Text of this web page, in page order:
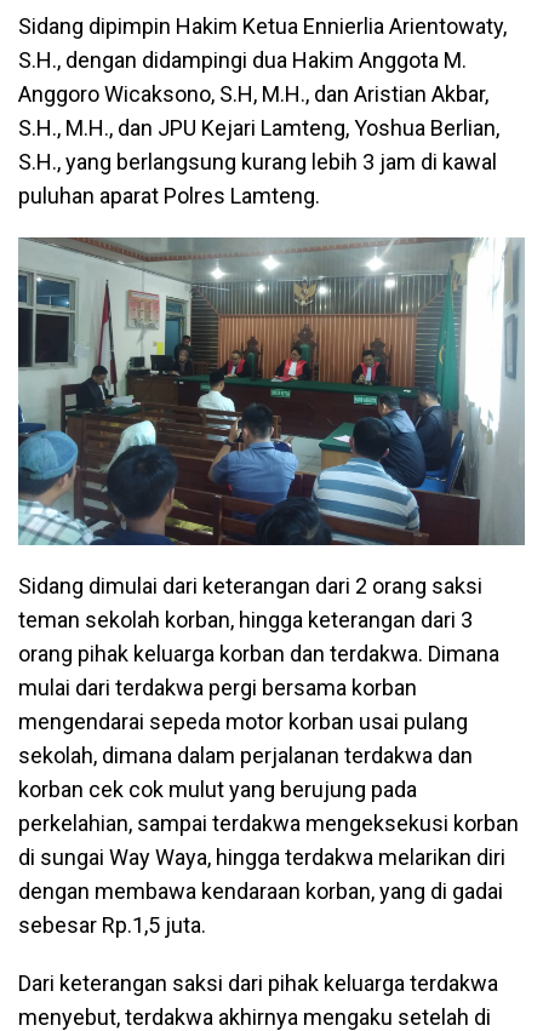
Sidang dipimpin Hakim Ketua Ennierlia Arientowaty,
S.H., dengan didampingi dua Hakim Anggota M.
Anggoro Wicaksono, S.H, M.H., dan Aristian Akbar,
S.H., M.H., dan JPU Kejari Lamteng, Yoshua Berlian,
S.H., yang berlangsung kurang lebih 3 jam di kawal
puluhan aparat Polres Lamteng.
Sidang dimulai dari keterangan dari 2 orang saksi
teman sekolah korban, hingga keterangan dari 3
orang pihak keluarga korban dan terdakwa. Dimana
mulai dari terdakwa pergi bersama korban
mengendarai sepeda motor korban usai pulang
sekolah, dimana dalam perjalanan terdakwa dan
korban cek cok mulut yang berujung pada
perkelahian, sampai terdakwa mengeksekusi korban
di sungai Way Waya, hingga terdakwa melarikan diri
dengan membawa kendaraan korban, yang di gadai
sebesar Rp.1,5 juta.
Dari keterangan saksi dari pihak keluarga terdakwa
menyebut, terdakwa akhirnya mengaku setelah di